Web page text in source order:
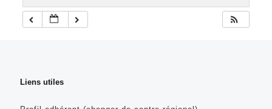
Liens utiles